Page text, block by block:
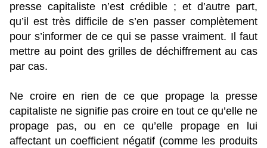
presse capitaliste n’est crédible ; et d’autre part,
qu’il est très difficile de s’en passer complètement
pour s’informer de ce qui se passe vraiment. Il faut
mettre au point des grilles de déchiffrement au cas
par cas.
Ne croire en rien de ce que propage la presse
capitaliste ne signifie pas croire en tout ce qu’elle ne
propage pas, ou en ce qu’elle propage en lui
affectant un coefficient négatif (comme les produits